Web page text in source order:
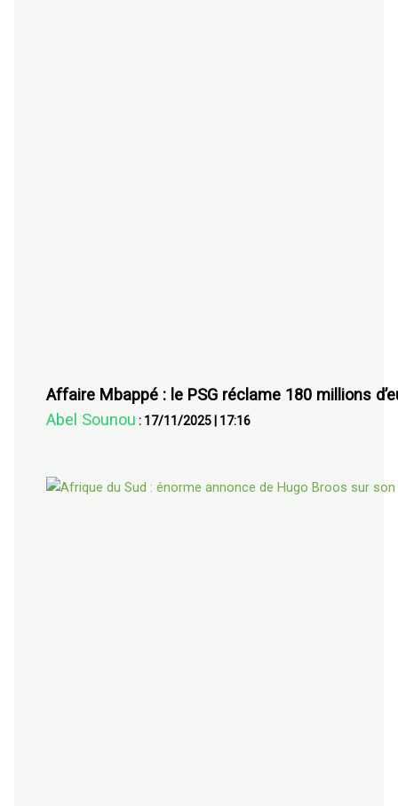
Affaire Mbappé : le PSG réclame 180 millions
Abel Sounou : 17/11/2025 17:16